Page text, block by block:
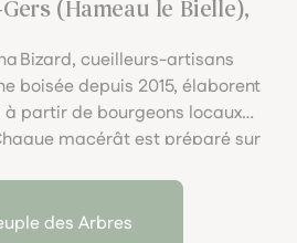
(Hameau le Bielle),
Bizard, cueilleurs-artisans
boisée depuis 2015, élaborent
partir de bourgeons locaux
macérât est préparé sur
vibratoire et respectueuse,
des arbres".
des Arbres